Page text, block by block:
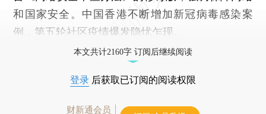
和国家安全。中国香港不断增加新冠病毒感染案
例，第五轮社区疫情爆发隐忧乍现。
本文共计2160字 订阅后继续阅读
登录 后获取已订阅的阅读权限
财新通会员